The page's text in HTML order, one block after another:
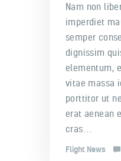
Nam non
imperdiet
semper
dignissim
elementum,
vitae massa
porttitor ut
erat aenean
cras…
Flight News